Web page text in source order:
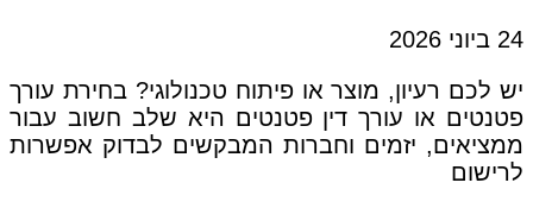
24 ביוני 2026
יש לכם רעיון, מוצר או פיתוח טכנולוגי? בחירת עורך
פטנטים או עורך דין פטנטים היא שלב חשוב עבור
ממציאים, יזמים וחברות המבקשים לבדוק אפשרות
לרישום